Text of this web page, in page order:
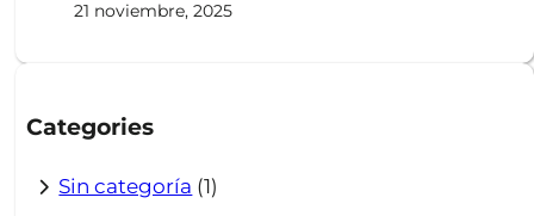
21 noviembre, 2025
Categories
Sin categoría (1)